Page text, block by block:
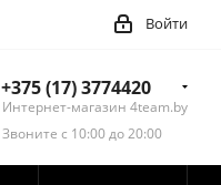
Войти
+375 (17) 3774420
Интернет-магазин 4team.by
Звоните с 10:00 до 20:00